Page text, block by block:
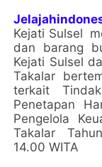
Kejati Sulsel
dan barang
Kejati Sulsel
Takalar
terkait
Penetapan
Pengelola
Takalar
14.00 WITA